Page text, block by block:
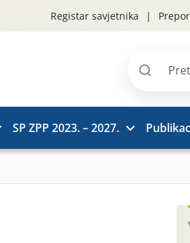
Registar savjetnika
Pretraži
SP ZPP 2023. – 2027.